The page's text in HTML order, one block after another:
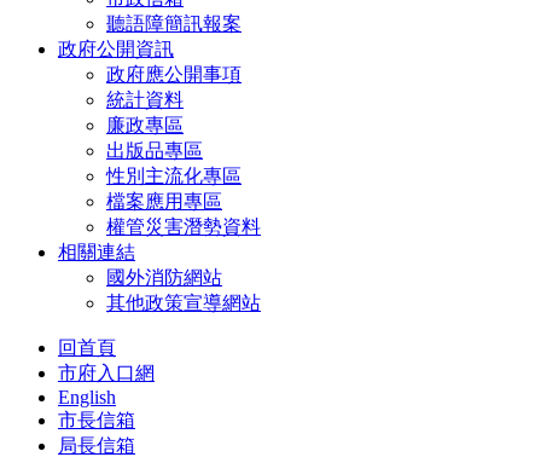
聽語障簡訊報案
政府公開資訊
政府應公開事項
統計資料
廉政專區
出版品專區
性別主流化專區
檔案應用專區
權管災害潛勢資料
相關連結
國外消防網站
其他政策宣導網站
回首頁
市府入口網
English
市長信箱
局長信箱